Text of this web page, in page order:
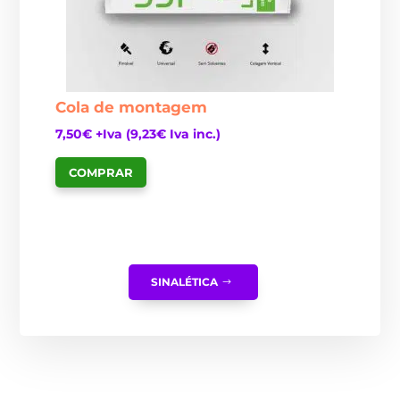
Cola de montagem
7,50€ +Iva (9,23€ Iva inc.)
COMPRAR
SINALÉTICA